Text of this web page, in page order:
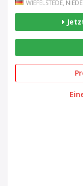
WIEFELSTEDE,